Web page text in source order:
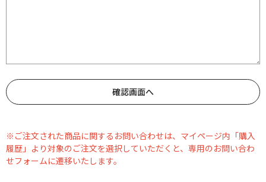
※ご注文された商品に関するお問い合わせは、マイページ内「購入
履歴」より対象のご注文を選択していただくと、専用のお問い合わ
せフォームに遷移いたします。